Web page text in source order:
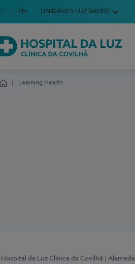
Escolha o seu idioma
Idioma em Português
PT English Language
EN UNIDADES LUZ SAÚDE
Hospital da Luz Clínica da Covilhã
Learning Health
Hospital da Luz Clínica da Covilhã |